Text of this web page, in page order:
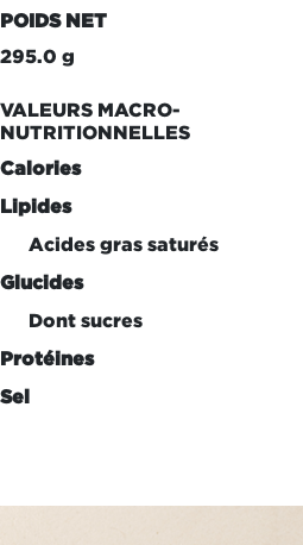
POIDS NET
295.0 g
VALEURS MACRO-
NUTRITIONNELLES
Calories
Lipides
Acides gras saturés
Glucides
Dont sucres
Protéines
Sel